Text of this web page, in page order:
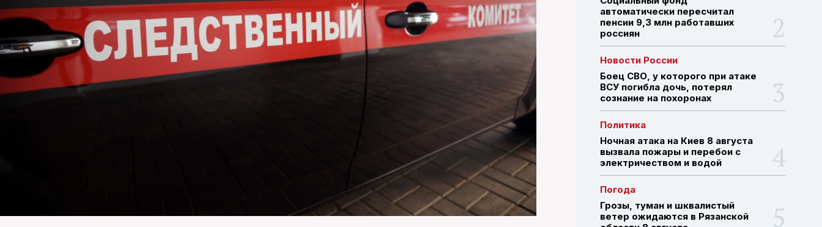
ПОИСК ПО САЙТУ
автоматически пересчитал
пенсии 9,3 млн работавших
россиян
Новости России
Боец СВО, у которого при атаке
ВСУ погибла дочь, потерял
сознание на похоронах
Политика
Ночная атака на Киев 8 августа
вызвала пожары и перебои с
электричеством и водой
Погода
Грозы, туман и шквалистый
ветер ожидаются в Рязанской